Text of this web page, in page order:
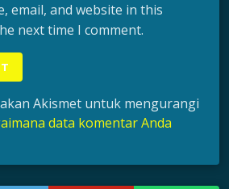
email, and website in this
next time I comment.
Akismet untuk mengurangi
data komentar Anda